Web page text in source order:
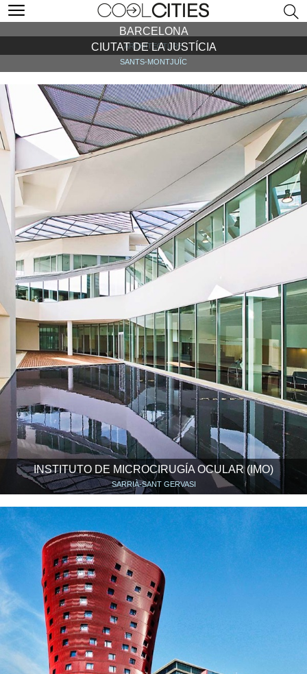
BARCELONA
ARCHITECTURE
CIUTAT DE LA JUSTÍCIA
SANTS-MONTJUÏC
INSTITUTO DE MICROCIRUGÍA OCULAR (IMO)
SARRIÀ-SANT GERVASI